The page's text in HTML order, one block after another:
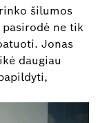
šilumos
ne tik
Jonas
daugiau